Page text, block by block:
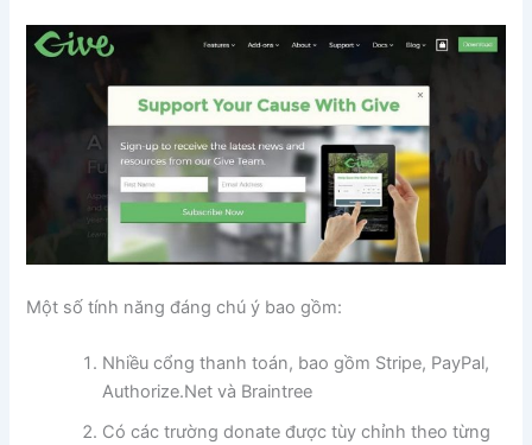
Một số tính năng đáng chú ý bao gồm:
Nhiều cổng thanh toán, bao gồm Stripe, PayPal,
Authorize.Net và Braintree
Có các trường donate được tùy chỉnh theo từng